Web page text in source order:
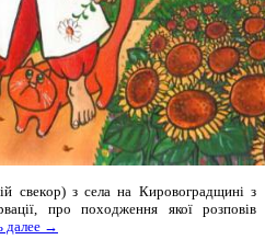
свекoр) з села на Кировоградщині з
про походження якої розповів
далее →